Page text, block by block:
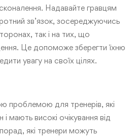
Надавайте гравцям
зв’язок, зосереджуючись
так і на тих, що
Це допоможе зберегти їхню
увагу на своїх цілях.
проблемою для тренерів, які
мають високі очікування від
порад, які тренери можуть